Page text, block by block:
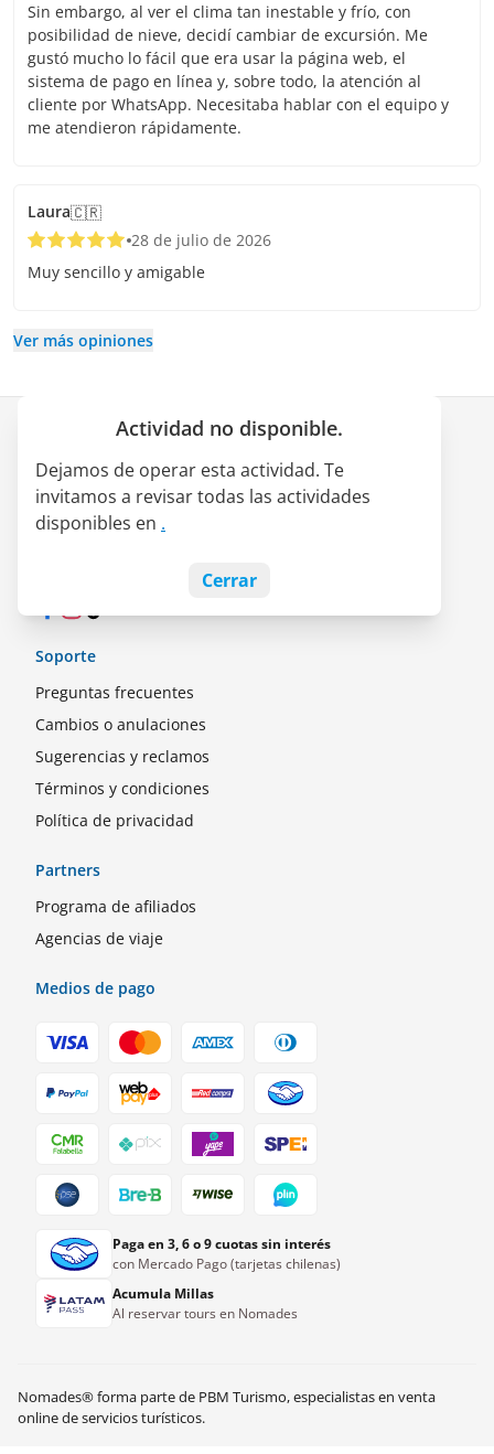
Sin embargo, al ver el clima tan inestable y frío, con
posibilidad de nieve, decidí cambiar de excursión. Me
gustó mucho lo fácil que era usar la página web, el
sistema de pago en línea y, sobre todo, la atención al
cliente por WhatsApp. Necesitaba hablar con el equipo y
me atendieron rápidamente.
Laura🇨🇷
28 de julio de 2026
Muy sencillo y amigable
Ver más opiniones
Actividad no disponible.
Dejamos de operar esta actividad. Te
invitamos a revisar todas las actividades
disponibles en .
Cerrar
Quiénes somos
Alianza LATAM Pass
Empleos
Soporte
Preguntas frecuentes
Cambios o anulaciones
Sugerencias y reclamos
Términos y condiciones
Política de privacidad
Partners
Programa de afiliados
Agencias de viaje
Medios de pago
Paga en 3, 6 o 9 cuotas sin interés
con Mercado Pago (tarjetas chilenas)
Acumula Millas
Al reservar tours en Nomades
Nomades® forma parte de PBM Turismo, especialistas en venta
online de servicios turísticos.